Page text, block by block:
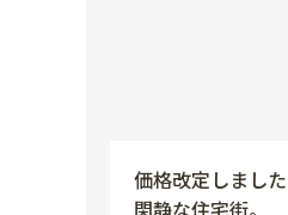
価格改定しました
閑静な住宅街。